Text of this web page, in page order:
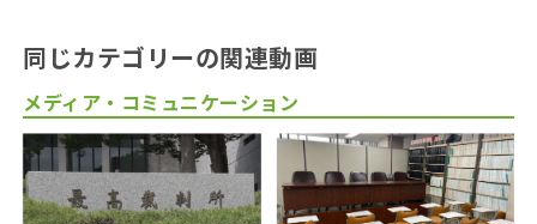
同じカテゴリーの関連動画
メディア・コミュニケーション